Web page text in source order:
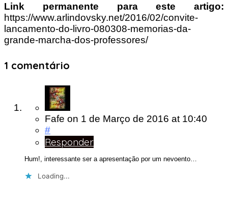
Link permanente para este artigo:
https://www.arlindovsky.net/2016/02/convite-
lancamento-do-livro-080308-memorias-da-
grande-marcha-dos-professores/
1 comentário
Fafe on 1 de Março de 2016 at 10:40
#
Responder
Hum!, interessante ser a apresentação por um nevoento…
Loading...